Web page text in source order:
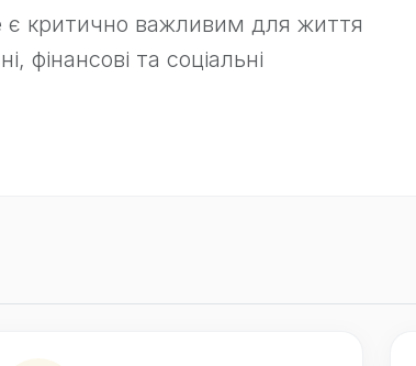
є критично важливим для життя
фінансові та соціальні